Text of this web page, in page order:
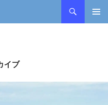
イブ